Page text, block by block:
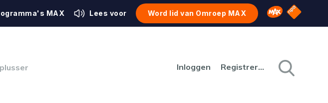
MAX Lees voor Word lid van Omroep MAX Omroep MAX
NPO
Inloggen Registreren